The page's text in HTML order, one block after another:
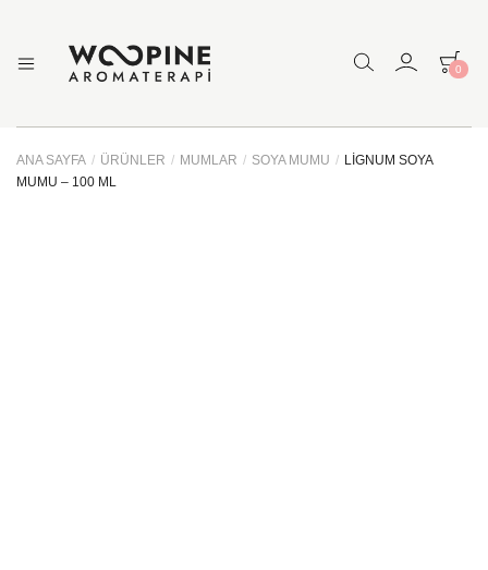
Çakra
Yağları
ve
Çeşitli
0
ANA SAYFA / ÜRÜNLER / MUMLAR / SOYA MUMU / LİGNUM SOYA
MUMU – 100 ML